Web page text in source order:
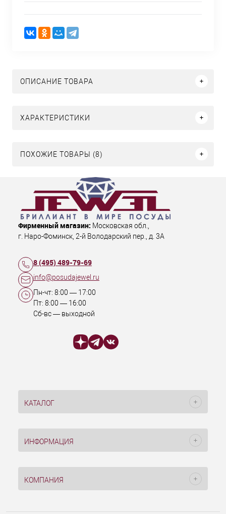
ОПИСАНИЕ ТОВАРА
ХАРАКТЕРИСТИКИ
ПОХОЖИЕ ТОВАРЫ (8)
Фирменный магазин: Московская обл.,
г. Наро-Фоминск, 2-й Володарский пер., д. 3А
8 (495) 489-79-69
info@posudajewel.ru
Пн-чт: 8:00 — 17:00
Пт: 8:00 — 16:00
Сб-вс — выходной
КАТАЛОГ
ИНФОРМАЦИЯ
КОМПАНИЯ